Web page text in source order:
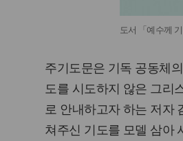
도서 「예수께
주기도문은 기독 공동체
도를 시도하지 않은 그리
로 안내하고자 하는 저자
쳐주신 기도를 모델 삼아